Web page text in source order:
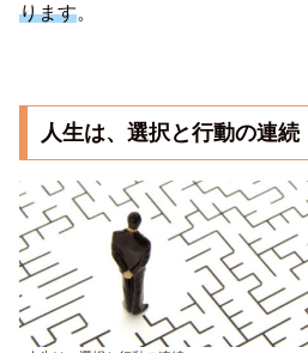
ります。
人生は、選択と行動の連続